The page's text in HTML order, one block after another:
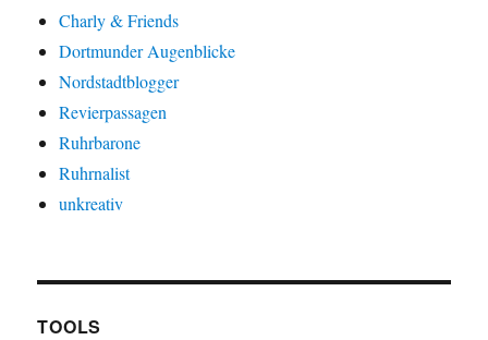
Charly & Friends
Dortmunder Augenblicke
Nordstadtblogger
Revierpassagen
Ruhrbarone
Ruhrnalist
unkreativ
TOOLS